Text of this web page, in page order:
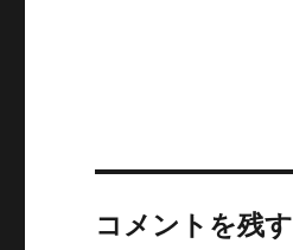
コメントを残す